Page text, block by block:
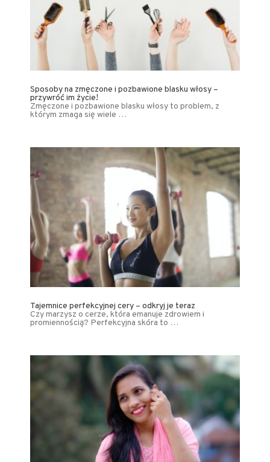
Sposoby na zmęczone i pozbawione blasku włosy –
przywróć im życie!
Zmęczone i pozbawione blasku włosy to problem, z
którym zmaga się wiele …
Tajemnice perfekcyjnej cery – odkryj je teraz
Czy marzysz o cerze, która emanuje zdrowiem i
promiennością? Perfekcyjna skóra to …